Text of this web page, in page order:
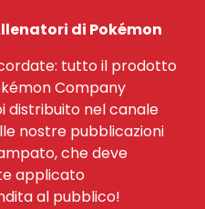
di Pokémon
tutto il prodotto
Company
distribuito nel canale
nostre pubblicazioni
che deve
applicato
al pubblico!